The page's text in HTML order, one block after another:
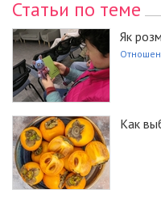
Статьи по теме
Як
Как